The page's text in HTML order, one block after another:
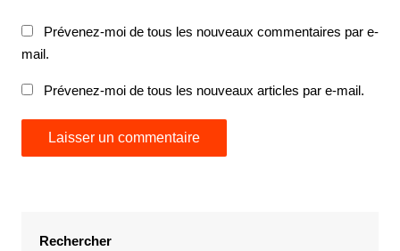
Prévenez-moi de tous les nouveaux commentaires par e-
mail.
Prévenez-moi de tous les nouveaux articles par e-mail.
Rechercher